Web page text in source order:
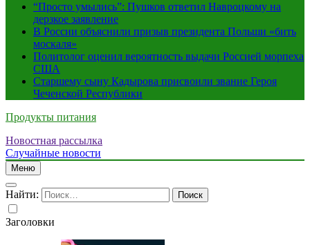
“Просто умылись”: Пушков ответил Навроцкому на
дерзкое заявление
В России объяснили призыв президента Польши «бить
москаля»
Политолог оценил вероятность выдачи Россией морпеха
США
Старшему сыну Кадырова присвоили звание Героя
Чеченской Республики
Продукты питания
Новостная рассылка
Случайные новости
Меню
Найти:
Заголовки